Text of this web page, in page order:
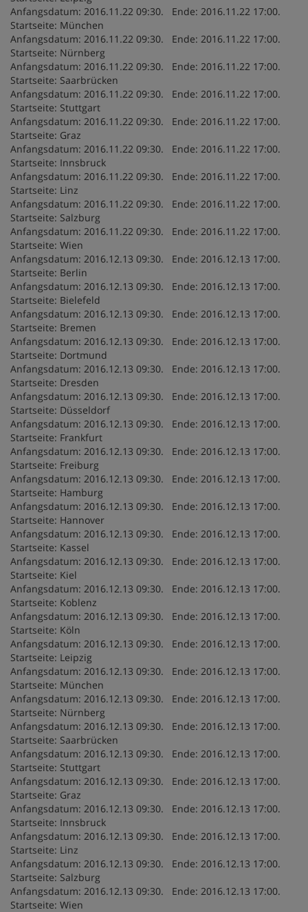
Anfangsdatum: 2016.11.22 09:30. Ende: 2016.11.22 17:00.
Startseite: München
Anfangsdatum: 2016.11.22 09:30. Ende: 2016.11.22 17:00.
Startseite: Nürnberg
Anfangsdatum: 2016.11.22 09:30. Ende: 2016.11.22 17:00.
Startseite: Saarbrücken
Anfangsdatum: 2016.11.22 09:30. Ende: 2016.11.22 17:00.
Startseite: Stuttgart
Anfangsdatum: 2016.11.22 09:30. Ende: 2016.11.22 17:00.
Startseite: Graz
Anfangsdatum: 2016.11.22 09:30. Ende: 2016.11.22 17:00.
Startseite: Innsbruck
Anfangsdatum: 2016.11.22 09:30. Ende: 2016.11.22 17:00.
Startseite: Linz
Anfangsdatum: 2016.11.22 09:30. Ende: 2016.11.22 17:00.
Startseite: Salzburg
Anfangsdatum: 2016.11.22 09:30. Ende: 2016.11.22 17:00.
Startseite: Wien
Anfangsdatum: 2016.12.13 09:30. Ende: 2016.12.13 17:00.
Startseite: Berlin
Anfangsdatum: 2016.12.13 09:30. Ende: 2016.12.13 17:00.
Startseite: Bielefeld
Anfangsdatum: 2016.12.13 09:30. Ende: 2016.12.13 17:00.
Startseite: Bremen
Anfangsdatum: 2016.12.13 09:30. Ende: 2016.12.13 17:00.
Startseite: Dortmund
Anfangsdatum: 2016.12.13 09:30. Ende: 2016.12.13 17:00.
Startseite: Dresden
Anfangsdatum: 2016.12.13 09:30. Ende: 2016.12.13 17:00.
Startseite: Düsseldorf
Anfangsdatum: 2016.12.13 09:30. Ende: 2016.12.13 17:00.
Startseite: Frankfurt
Anfangsdatum: 2016.12.13 09:30. Ende: 2016.12.13 17:00.
Startseite: Freiburg
Anfangsdatum: 2016.12.13 09:30. Ende: 2016.12.13 17:00.
Startseite: Hamburg
Anfangsdatum: 2016.12.13 09:30. Ende: 2016.12.13 17:00.
Startseite: Hannover
Anfangsdatum: 2016.12.13 09:30. Ende: 2016.12.13 17:00.
Startseite: Kassel
Anfangsdatum: 2016.12.13 09:30. Ende: 2016.12.13 17:00.
Startseite: Kiel
Anfangsdatum: 2016.12.13 09:30. Ende: 2016.12.13 17:00.
Startseite: Koblenz
Anfangsdatum: 2016.12.13 09:30. Ende: 2016.12.13 17:00.
Startseite: Köln
Anfangsdatum: 2016.12.13 09:30. Ende: 2016.12.13 17:00.
Startseite: Leipzig
Anfangsdatum: 2016.12.13 09:30. Ende: 2016.12.13 17:00.
Startseite: München
Anfangsdatum: 2016.12.13 09:30. Ende: 2016.12.13 17:00.
Startseite: Nürnberg
Anfangsdatum: 2016.12.13 09:30. Ende: 2016.12.13 17:00.
Startseite: Saarbrücken
Anfangsdatum: 2016.12.13 09:30. Ende: 2016.12.13 17:00.
Startseite: Stuttgart
Anfangsdatum: 2016.12.13 09:30. Ende: 2016.12.13 17:00.
Startseite: Graz
Anfangsdatum: 2016.12.13 09:30. Ende: 2016.12.13 17:00.
Startseite: Innsbruck
Anfangsdatum: 2016.12.13 09:30. Ende: 2016.12.13 17:00.
Startseite: Linz
Anfangsdatum: 2016.12.13 09:30. Ende: 2016.12.13 17:00.
Startseite: Salzburg
Anfangsdatum: 2016.12.13 09:30. Ende: 2016.12.13 17:00.
Startseite: Wien